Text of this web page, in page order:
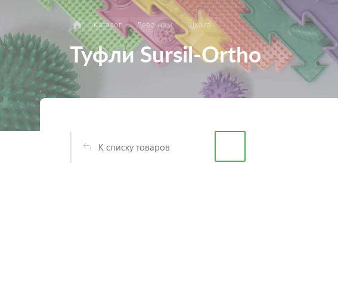
Каталог Девочкам Школа
Туфли Sursil-Ortho
К списку товаров